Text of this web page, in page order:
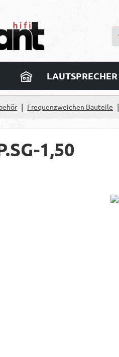
LAUTSPRECHER
| Frequenzweichen Bauteile |
1,50